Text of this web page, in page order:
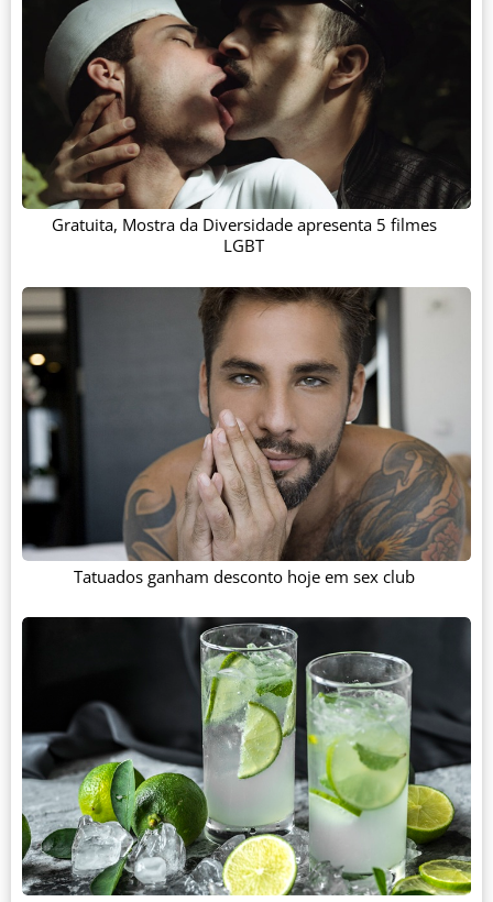
Gratuita, Mostra da Diversidade apresenta 5 filmes
LGBT
Tatuados ganham desconto hoje em sex club